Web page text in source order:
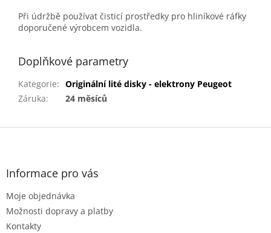
Při údržbě používat čisticí prostředky pro hliníkové ráfky
doporučené výrobcem vozidla.
Doplňkové parametry
Kategorie: Originální lité disky - elektrony Peugeot
Záruka: 24 měsíců
Z
Informace pro vás
Moje objednávka
Možnosti dopravy a platby
Kontakty